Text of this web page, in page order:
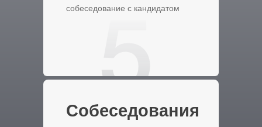
собеседование с кандидатом
Собеседования